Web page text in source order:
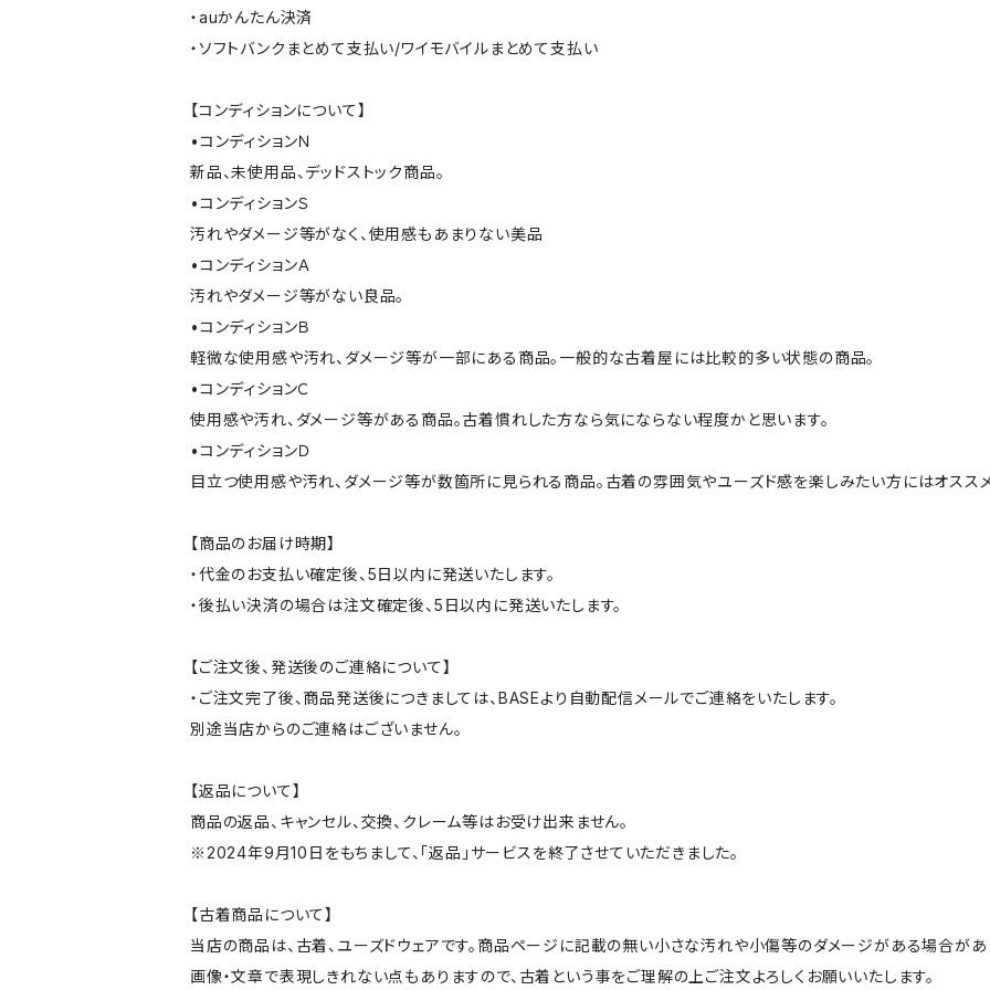
・auかんたん決済
・ソフトバンクまとめて支払い/ワイモバイルまとめて支払い
【コンディションについて】
•コンディションＮ
新品、未使用品、デッドストック商品。
•コンディションＳ
汚れやダメージ等がなく、使用感もあまりない美品
•コンディションＡ
汚れやダメージ等がない良品。
•コンディションＢ
軽微な使用感や汚れ、ダメージ等が一部にある商品。一般的な古着屋には比較的多い状態の商品。
•コンディションＣ
使用感や汚れ、ダメージ等がある商品。古着慣れした方なら気にならない程度かと思います。
•コンディションＤ
目立つ使用感や汚れ、ダメージ等が数箇所に見られる商品。古着の雰囲気やユーズド感を楽しみたい方にはオスス
【商品のお届け時期】
・代金のお支払い確定後、5日以内に発送いたします。
・後払い決済の場合は注文確定後、5日以内に発送いたします。
【ご注文後、発送後のご連絡について】
・ご注文完了後、商品発送後につきましては、BASEより自動配信メールでご連絡をいたします。
別途当店からのご連絡はございません。
【返品について】
商品の返品、キャンセル、交換、クレーム等はお受け出来ません。
※2024年9月10日をもちまして、「返品」サービスを終了させていただきました。
【古着商品について】
当店の商品は、古着、ユーズドウェアです。商品ページに記載の無い小さな汚れや小傷等のダメージがある場合があ
画像・文章で表現しきれない点もありますので、古着という事をご理解の上ご注文よろしくお願いいたします。